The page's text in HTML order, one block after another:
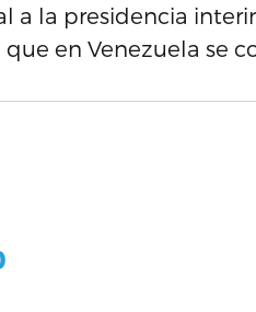
a la presidencia
en Venezuela se